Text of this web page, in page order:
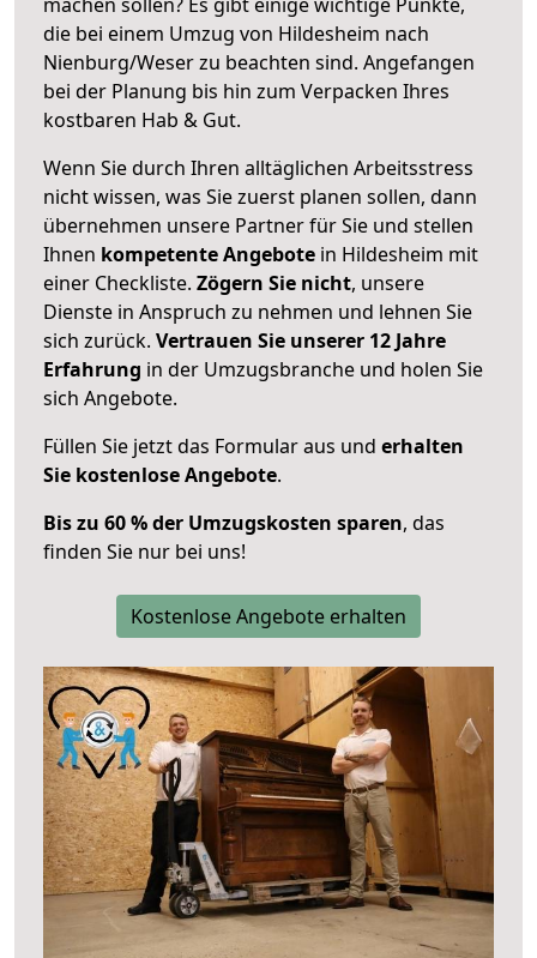
die bei einem Umzug von Hildesheim nach
Nienburg/Weser zu beachten sind. Angefangen
bei der Planung bis hin zum Verpacken Ihres
kostbaren Hab & Gut.
Wenn Sie durch Ihren alltäglichen Arbeitsstress
nicht wissen, was Sie zuerst planen sollen, dann
übernehmen unsere Partner für Sie und stellen
Ihnen kompetente Angebote in Hildesheim mit
einer Checkliste. Zögern Sie nicht, unsere
Dienste in Anspruch zu nehmen und lehnen Sie
sich zurück. Vertrauen Sie unserer 12 Jahre
Erfahrung in der Umzugsbranche und holen Sie
sich Angebote.
Füllen Sie jetzt das Formular aus und erhalten
Sie kostenlose Angebote.
Bis zu 60 % der Umzugskosten sparen, das
finden Sie nur bei uns!
Kostenlose Angebote erhalten